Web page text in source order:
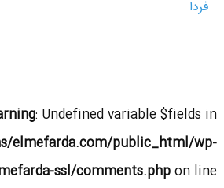
فردا
: Undefined variable $fields in
elmefarda.com/public_html/wp-
ssl/comments.phpon line